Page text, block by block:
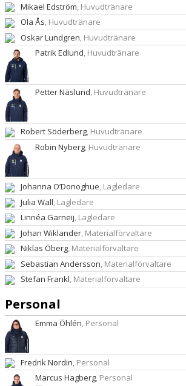
Mikael Edström , Huvudtränare
Ola Ås, Huvudtränare
Oskar Lundgren , Huvudtränare
Patrik Edlund, Huvudtränare
Petter Näslund, Huvudtränare
Robert Söderberg, Huvudtränare
Robin Nyberg, Huvudtränare
Johanna O’Donoghue, Lagledare
Julia Wall, Lagledare
Linnéa Garneij, Lagledare
Johan Wiklander, Materialförvaltare
Niklas Öberg, Materialförvaltare
Sebastian Andersson, Materialförvaltare
Stefan Frankl, Materialförvaltare
Personal
Emma Öhlén, Personal
Fredrik Nordin, Personal
Marcus Hagberg, Personal